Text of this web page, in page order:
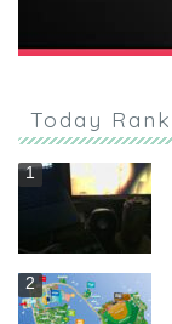
Today